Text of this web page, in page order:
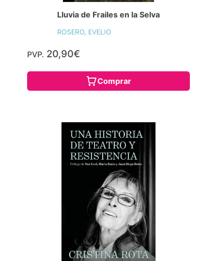
Lluvia de Frailes en la Selva
ROSERO, EVELIO
PVP. 20,90€
Comprar